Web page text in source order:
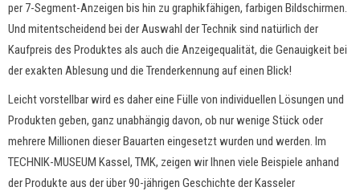
per 7-Segment-Anzeigen bis hin zu graphikfähigen, farbigen Bildschirmen.
Und mitentscheidend bei der Auswahl der Technik sind natürlich der
Kaufpreis des Produktes als auch die Anzeigequalität, die Genauigkeit bei
der exakten Ablesung und die Trenderkennung auf einen Blick!
Leicht vorstellbar wird es daher eine Fülle von individuellen Lösungen und
Produkten geben, ganz unabhängig davon, ob nur wenige Stück oder
mehrere Millionen dieser Bauarten eingesetzt wurden und werden. Im
TECHNIK-MUSEUM Kassel, TMK, zeigen wir Ihnen viele Beispiele anhand
der Produkte aus der über 90-jährigen Geschichte der Kasseler